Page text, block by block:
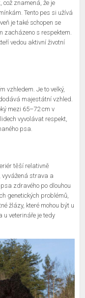
což znamená, že je
Tento pes si užívá
je také schopen se
zacházeno s respektem.
vedou aktivní životní
vzhledem. Je to velký,
majestátní vzhled.
mezi 65–72 cm v
vyvolávat respekt,
psa.
těší relativně
vyvážená strava a
zdravého po dlouhou
genetických problémů,
žlázy, které mohou být u
u veterináře je tedy